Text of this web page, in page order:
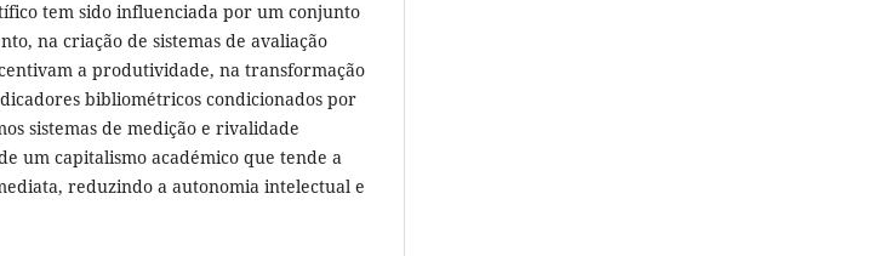
tem sido influenciada por um conjunto
na criação de sistemas de avaliação
a produtividade, na transformação
bibliométricos condicionados por
sistemas de medição e rivalidade
um capitalismo académico que tende a
reduzindo a autonomia intelectual e